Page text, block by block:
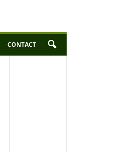
CONTACT